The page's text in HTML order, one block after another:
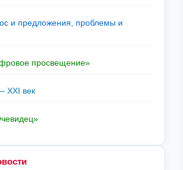
и предложения, проблемы и
просвещение»
XXI век